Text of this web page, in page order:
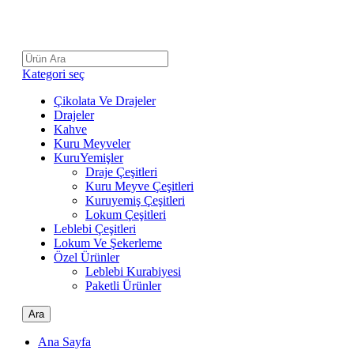
Kategori seç
Çikolata Ve Drajeler
Drajeler
Kahve
Kuru Meyveler
KuruYemişler
Draje Çeşitleri
Kuru Meyve Çeşitleri
Kuruyemiş Çeşitleri
Lokum Çeşitleri
Leblebi Çeşitleri
Lokum Ve Şekerleme
Özel Ürünler
Leblebi Kurabiyesi
Paketli Ürünler
Ara
Ana Sayfa